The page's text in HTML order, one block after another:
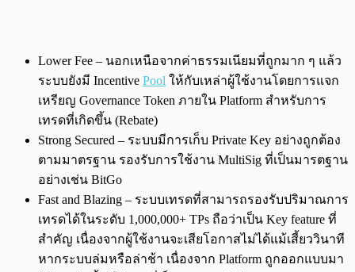
Lower Fee – นอกเหนือจากค่าธรรมเนียมที่ถูกมาก ๆ แล้ว
ระบบยังมี Incentive Pool ให้กับเหล่าผู้ใช้งานโดยการแจก
เหรียญ Governance Token ภายใน Platform สำหรับการ
เทรดที่เกิดขึ้น (Rebate)
Strong Secured – ระบบมีการเก็บ Private Key อย่างถูกต้อง
ตามมาตรฐาน รองรับการใช้งาน MultiSig ที่เป็นมารตฐาน
อย่างเช่น BitGo
Fast and Blazing – ระบบเทรดที่สามารถรองรับปริมาณการ
เทรดได้ในระดับ 1,000,000+ TPs ถือว่าเป็น Key feature ที่
สำคัญ เนื่องจากผู้ใช้งานจะเสียโอกาสไม่ได้แม้เสี้ยววินาที
หากระบบล่มหรือล่าช้า เนื่องจาก Platform ถูกออกแบบมา